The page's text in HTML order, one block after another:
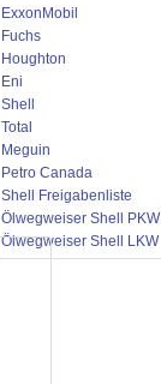
ExxonMobil
Fuchs
Houghton
Eni
Shell
Total
Meguin
Petro Canada
Shell Freigabenliste
Ölwegweiser Shell PKW
Ölwegweiser Shell LKW